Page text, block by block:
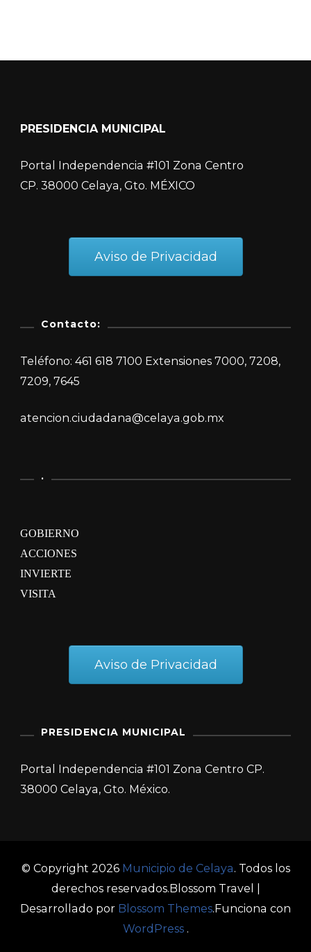
PRESIDENCIA MUNICIPAL
Portal Independencia #101 Zona Centro
CP. 38000 Celaya, Gto. MÉXICO
Aviso de Privacidad
Contacto:
Teléfono: 461 618 7100 Extensiones 7000, 7208,
7209, 7645
atencion.ciudadana@celaya.gob.mx
.
GOBIERNO
ACCIONES
INVIERTE
VISITA
Aviso de Privacidad
PRESIDENCIA MUNICIPAL
Portal Independencia #101 Zona Centro CP.
38000 Celaya, Gto. México.
© Copyright 2026 Municipio de Celaya. Todos los
derechos reservados.Blossom Travel |
Desarrollado por Blossom Themes.Funciona con
WordPress.